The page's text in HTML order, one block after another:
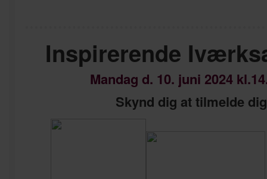
Inspirerende
Mandag d. 10. juni 2024
Skynd dig at tilmelde